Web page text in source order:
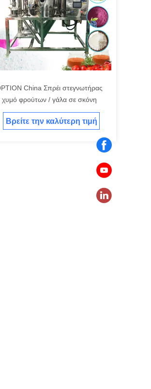
China Σπρέι στεγνωτήρας
χυμό φρούτων / γάλα σε σκόνη
Βρείτε την καλύτερη τιμή